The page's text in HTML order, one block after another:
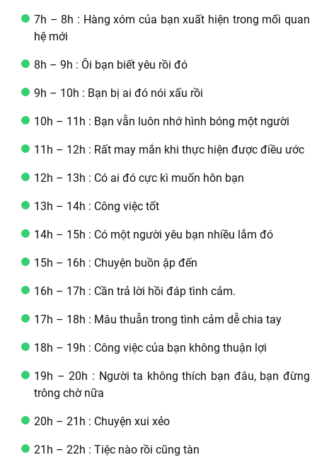
7h – 8h : Hàng xóm của bạn xuất hiện trong mối quan
hệ mới
8h – 9h : Ôi bạn biết yêu rồi đó
9h – 10h : Bạn bị ai đó nói xấu rồi
10h – 11h : Bạn vẫn luôn nhớ hình bóng một người
11h – 12h : Rất may mắn khi thực hiện được điều ước
12h – 13h : Có ai đó cực kì muốn hôn bạn
13h – 14h : Công việc tốt
14h – 15h : Có một người yêu bạn nhiều lắm đó
15h – 16h : Chuyện buồn ập đến
16h – 17h : Cần trả lời hồi đáp tình cảm.
17h – 18h : Mâu thuẫn trong tình cảm dễ chia tay
18h – 19h : Công việc của bạn không thuận lợi
19h – 20h : Người ta không thích bạn đâu, bạn đừng
trông chờ nữa
20h – 21h : Chuyện xui xẻo
21h – 22h : Tiệc nào rồi cũng tàn